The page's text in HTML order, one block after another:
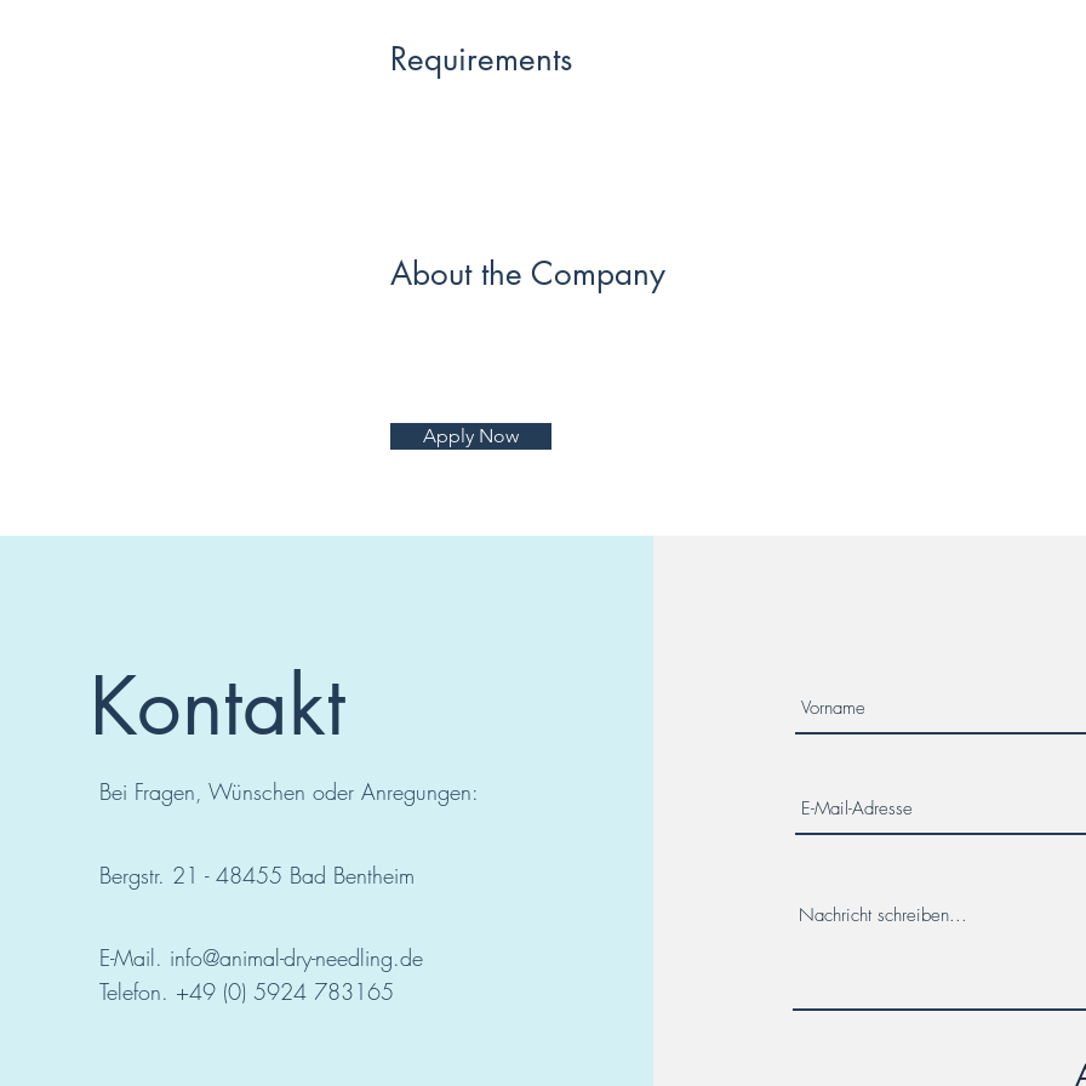
Requirements
About the Company
Apply Now
Kontakt
Bei Fragen, Wünschen oder Anregungen:
Bergstr. 21 - 48455 Bad Bentheim
E-Mail. info@animal-dry-needling.de
Telefon. +49 (0) 5924 783165